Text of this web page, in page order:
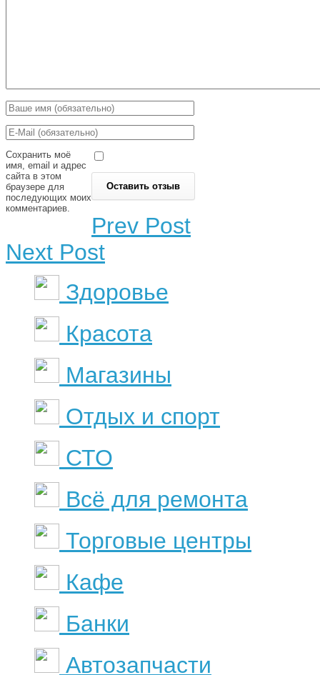
Сохранить моё
имя, email и адрес
сайта в этом
браузере для
последующих моих
комментариев.
Prev Post
Next Post
Здоровье
Красота
Магазины
Отдых и спорт
СТО
Всё для ремонта
Торговые центры
Кафе
Банки
Автозапчасти